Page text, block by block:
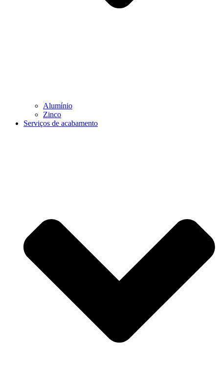
Alumínio
Zinco
Serviços de acabamento